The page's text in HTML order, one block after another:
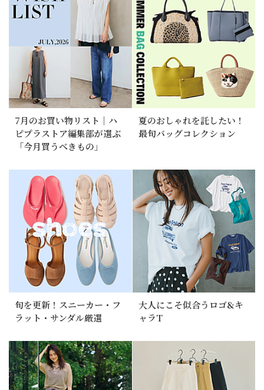
7月のお買い物リスト｜ハ
ピプラストア編集部が選ぶ
「今月買うべきもの」
夏のおしゃれを託したい！
最旬バッグコレクション
旬を更新！スニーカー・フ
ラット・サンダル厳選
大人にこそ似合うロゴ&キ
ャラT